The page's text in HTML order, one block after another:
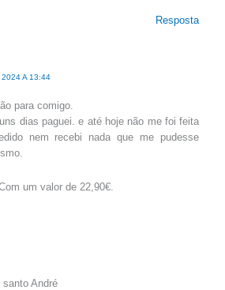
Resposta
2024 A 13:44
para comigo.
dias paguei. e até hoje não me foi feita
nem recebi nada que me pudesse
um valor de 22,90€.
André